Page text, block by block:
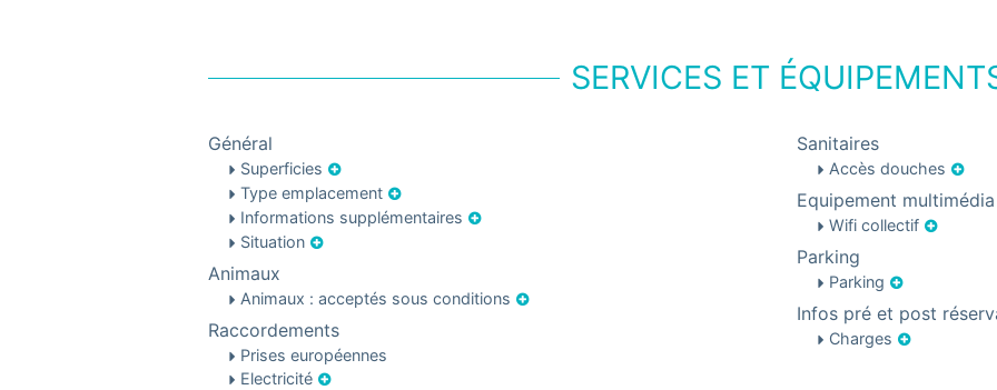
SERVICES ET
Général
Superficies
Type emplacement
Informations supplémentaires
Situation
Animaux
Animaux : acceptés sous conditions
Raccordements
Prises européennes
Electricité
Sanitaires
Accès douches
Equipement multimédia
Wifi collectif
Parking
Parking
Infos pré et post
Charges